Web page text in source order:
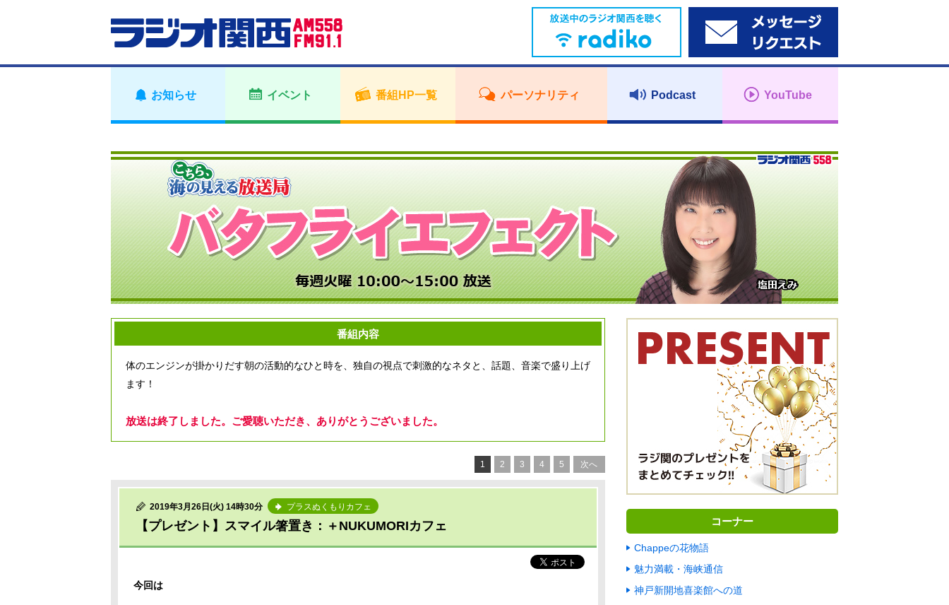
お知らせ イベント 番組HP一覧 パーソナリティ Podcast YouTube
番組内容
体のエンジンが掛かりだす朝の活動的なひと時を、独自の視点で刺激的なネタと、話題、音楽で盛り上げ
ます！
放送は終了しました。ご愛聴いただき、ありがとうございました。
1 2 3 4 5 次へ
2019年3月26日(火) 14時30分 プラスぬくもりカフェ
【プレゼント】スマイル箸置き：＋NUKUMORIカフェ
今回は
コーナー
Chappeの花物語
魅力満載・海峡通信
神戸新開地喜楽館への道